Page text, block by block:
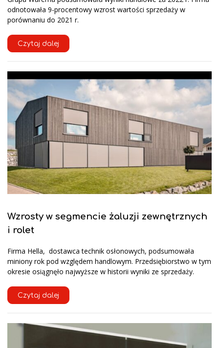
odnotowała 9-procentowy wzrost wartości sprzedaży w
porównaniu do 2021 r.
Czytaj dalej
Wzrosty w segmencie żaluzji zewnętrznych
i rolet
Firma Hella, dostawca technik osłonowych, podsumowała
miniony rok pod względem handlowym. Przedsiębiorstwo w tym
okresie osiągnęło najwyższe w historii wyniki ze sprzedaży.
Czytaj dalej